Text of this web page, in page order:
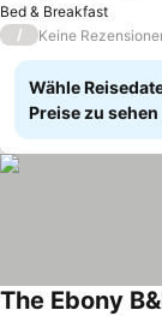
Bed & Breakfast
/ Keine
Wähle
Preise zu sehen
The Ebony